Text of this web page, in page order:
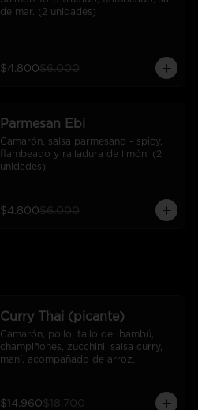
de mar. (2 unidades)
$4.800$6.000
Parmesan Ebi
Camarón, salsa parmesano - spicy,
flambeado y ralladura de limón. (2
unidades)
$4.800$6.000
Curry Thai (picante)
Camarón, pollo, tallo de  bambú,
champiñones, zucchini, salsa curry,
maní. acompañado de arroz.
$14.960$18.700